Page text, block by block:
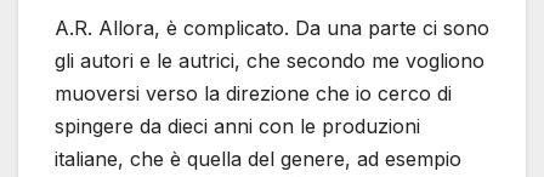
A.R. Allora, è complicato. Da una parte ci sono
gli autori e le autrici, che secondo me vogliono
muoversi verso la direzione che io cerco di
spingere da dieci anni con le produzioni
italiane, che è quella del genere, ad esempio